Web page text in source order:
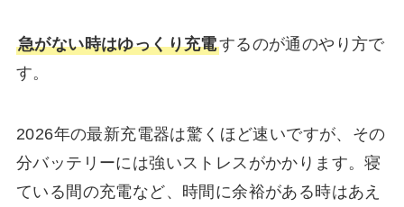
急がない時はゆっくり充電するのが通のやり方で
す。
2026年の最新充電器は驚くほど速いですが、その
分バッテリーには強いストレスがかかります。寝
ている間の充電など、時間に余裕がある時はあえ